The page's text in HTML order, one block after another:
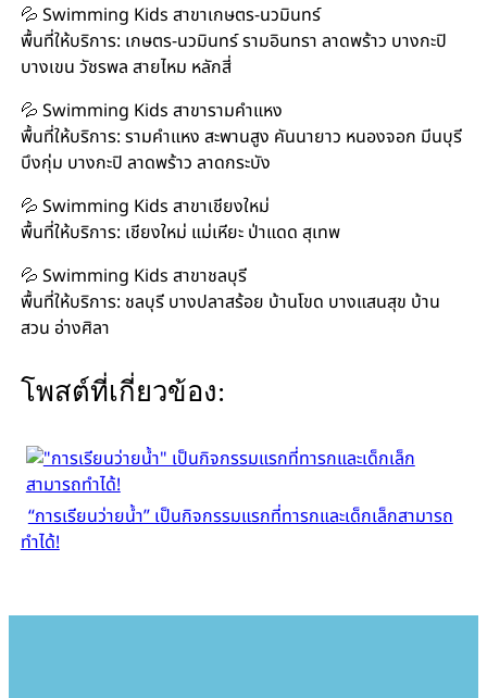
💦 Swimming Kids สาขาเกษตร-นวมินทร์
พื้นที่ให้บริการ: เกษตร-นวมินทร์ รามอินทรา ลาดพร้าว บางกะปิ
บางเขน วัชรพล สายไหม หลักสี่
💦 Swimming Kids สาขารามคำแหง
พื้นที่ให้บริการ: รามคำแหง สะพานสูง คันนายาว หนองจอก มีนบุรี
บึงกุ่ม บางกะปิ ลาดพร้าว ลาดกระบัง
💦 Swimming Kids สาขาเชียงใหม่
พื้นที่ให้บริการ: เชียงใหม่ แม่เหียะ ป่าแดด สุเทพ
💦 Swimming Kids สาขาชลบุรี
พื้นที่ให้บริการ: ชลบุรี บางปลาสร้อย บ้านโขด บางแสนสุข บ้าน
สวน อ่างศิลา
โพสต์ที่เกี่ยวข้อง:
“การเรียนว่ายน้ำ” เป็นกิจกรรมแรกที่ทารกและเด็กเล็กสามารถ
ทำได้!